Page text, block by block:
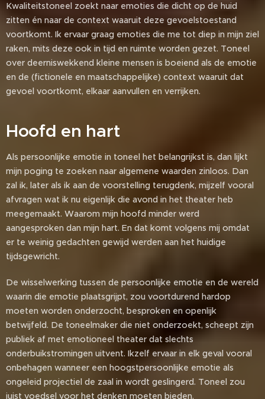
Kwaliteitstoneel zoekt naar emoties die dicht op de huid
zitten én naar de context waaruit deze gevoelstoestand
voortkomt. Ik ervaar graag emoties die me tot diep in mijn ziel
raken, mits deze ook in tijd en ruimte worden gezet. Toneel
over deerniswekkend kleine mensen is boeiend als de emotie
en de (fictionele en maatschappelijke) context waaruit dat
gevoel voortkomt, elkaar aanvullen en verrijken.
Hoofd en hart
Als persoonlijke emotie in toneel het belangrijkst is, dan lijkt
mijn poging te zoeken naar algemene waarden zinloos. Dan
zal ik, later als ik aan de voorstelling terugdenk, mijzelf vooral
afvragen wat ik nu eigenlijk die avond in het theater heb
meegemaakt. Waarom mijn hoofd minder werd
aangesproken dan mijn hart. En dat komt volgens mij omdat
er te weinig gedachten gewijd werden aan het huidige
tijdsgewricht.
De wisselwerking tussen de persoonlijke emotie en de wereld
waarin die emotie plaatsgrijpt, zou voortdurend hardop
moeten worden onderzocht, besproken en openlijk
betwijfeld. De toneelmaker die niet onderzoekt, scheept zijn
publiek af met emotioneel theater dat slechts
onderbuikstromingen uitvent. Ikzelf ervaar in elk geval vooral
onbehagen wanneer een hoogstpersoonlijke emotie als
ongeleid projectiel de zaal in wordt geslingerd. Toneel zou
juist voedsel voor het denken moeten bieden.